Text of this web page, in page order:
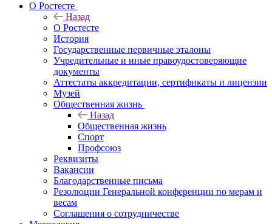
О Ростесте
Назад
О Ростесте
История
Государственные первичные эталоны
Учредительные и иные правоудостоверяющие
документы
Аттестаты аккредитации, сертификаты и лицензии
Музей
Общественная жизнь
Назад
Общественная жизнь
Спорт
Профсоюз
Реквизиты
Вакансии
Благодарственные письма
Резолюции Генеральной конференции по мерам и
весам
Соглашения о сотрудничестве